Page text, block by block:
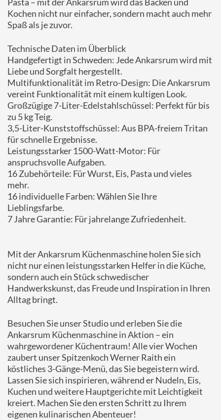
Kochen nicht nur einfacher, sondern macht auch mehr
Spaß als je zuvor.
Technische Daten im Überblick
Handgefertigt in Schweden: Jede Ankarsrum wird mit
Liebe und Sorgfalt hergestellt.
Multifunktionalität im Retro-Design: Die Ankarsrum
vereint Funktionalität mit einem kultigen Look.
Großzügige 7-Liter-Edelstahlschüssel: Perfekt für bis
zu 5 kg Teig.
3,5-Liter-Kunststoffschüssel: Aus BPA-freiem Tritan
für schnelle Ergebnisse.
Leistungsstarker 1500-Watt-Motor: Für
anspruchsvolle Aufgaben.
16 Zubehörteile: Für Wurst, Eis, Pasta und vieles
mehr.
16 individuelle Farben: Wählen Sie Ihre
Lieblingsfarbe.
7 Jahre Garantie: Für jahrelange Zufriedenheit.
Mit der Ankarsrum Küchenmaschine holen Sie sich
nicht nur einen leistungsstarken Helfer in die Küche,
sondern auch ein Stück schwedischer
Handwerkskunst, das Freude und Inspiration in Ihren
Alltag bringt.
Besuchen Sie unser Studio und erleben Sie die
Ankarsrum Küchenmaschine in Aktion – ein
wahrgewordener Küchentraum! Alle vier Wochen
zaubert unser Spitzenkoch Werner Raith ein
köstliches 3-Gänge-Menü, das Sie begeistern wird.
Lassen Sie sich inspirieren, während er Nudeln, Eis,
Kuchen und weitere Hauptgerichte mit Leichtigkeit
kreiert. Machen Sie den ersten Schritt zu Ihrem
eigenen kulinarischen Abenteuer!